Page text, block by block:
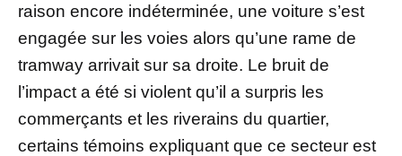
raison encore indéterminée, une voiture s’est
engagée sur les voies alors qu’une rame de
tramway arrivait sur sa droite. Le bruit de
l’impact a été si violent qu’il a surpris les
commerçants et les riverains du quartier,
certains témoins expliquant que ce secteur est